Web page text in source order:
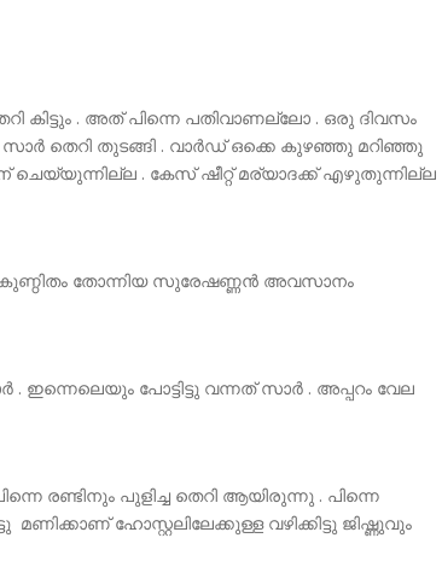
കിട്ടും . അത് പിന്നെ പതിവാണല്ലോ . ഒരു ദിവസം
സാർ തെറി തുടങ്ങി . വാർഡ് ഒക്കെ കുഴഞ്ഞു മറിഞ്ഞു
. കേസ് ഷീറ്റ് മര്യാദക്ക് എഴുതുന്നില്ല
തോന്നിയ സുരേഷണ്ണൻ അവസാനം
ഇന്നെലെയും പോട്ടിട്ടു വന്നത് സാർ . അപ്പറം വേല
രണ്ടിനും പുളിച്ച തെറി ആയിരുന്നു . പിന്നെ
ഹോസ്റ്റലിലേക്കുള്ള വഴിക്കിട്ടു ജിഷ്ണുവും